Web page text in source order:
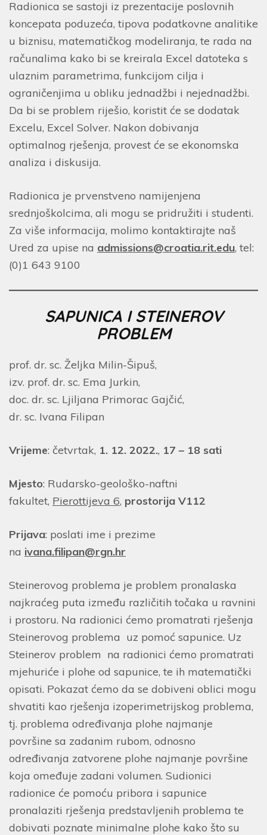
Radionica se sastoji iz prezentacije poslovnih
koncepata poduzeća, tipova podatkovne analitike
u biznisu, matematičkog modeliranja, te rada na
računalima kako bi se kreirala Excel datoteka s
ulaznim parametrima, funkcijom cilja i
ograničenjima u obliku jednadžbi i nejednadžbi.
Da bi se problem riješio, koristit će se dodatak
Excelu, Excel Solver. Nakon dobivanja
optimalnog rješenja, provest će se ekonomska
analiza i diskusija.
Radionica je prvenstveno namijenjena
srednjoškolcima, ali mogu se pridružiti i studenti.
Za više informacija, molimo kontaktirajte naš
Ured za upise na admissions@croatia.rit.edu, tel:
(0)1 643 9100
SAPUNICA I STEINEROV
PROBLEM
prof. dr. sc. Željka Milin-Šipuš,
izv. prof. dr. sc. Ema Jurkin,
doc. dr. sc. Ljiljana Primorac Gajčić,
dr. sc. Ivana Filipan
Vrijeme: četvrtak, 1. 12. 2022., 17 – 18 sati
Mjesto: Rudarsko-geološko-naftni
fakultet, Pierottijeva 6, prostorija V112
Prijava: poslati ime i prezime
na ivana.filipan@rgn.hr
Steinerovog problema je problem pronalaska
najkraćeg puta između različitih točaka u ravnini
i prostoru. Na radionici ćemo promatrati rješenja
Steinerovog problema uz pomoć sapunice. Uz
Steinerov problem na radionici ćemo promatrati
mjehuriće i plohe od sapunice, te ih matematički
opisati. Pokazat ćemo da se dobiveni oblici mogu
shvatiti kao rješenja izoperimetrijskog problema,
tj. problema određivanja plohe najmanje
površine sa zadanim rubom, odnosno
određivanja zatvorene plohe najmanje površine
koja omeđuje zadani volumen. Sudionici
radionice će pomoću pribora i sapunice
pronalaziti rješenja predstavljenih problema te
dobivati poznate minimalne plohe kako što su